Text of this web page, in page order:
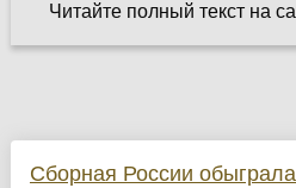
Читайте полный текст на
Сборная России